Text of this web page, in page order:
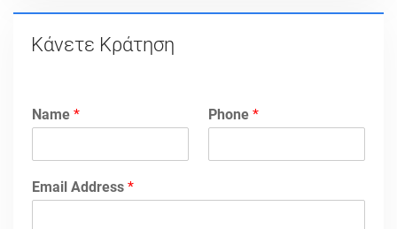
Κάνετε Κράτηση
Name * Phone *
Email Address *